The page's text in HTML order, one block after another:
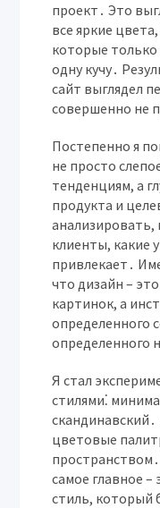
проект․ Это
все яркие
которые только
одну кучу․
сайт выглядел
совершенно не
Постепенно я
не просто
тенденциям, а
продукта и
клиенты, какие
привлекает․
что дизайн –
картинок, а
определенного
определенного
Я стал
стилями⁚
цветовые
самое главное
стиль, который